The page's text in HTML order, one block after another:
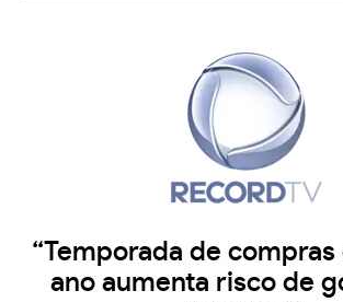
“Temporada de
ano aumenta risco de